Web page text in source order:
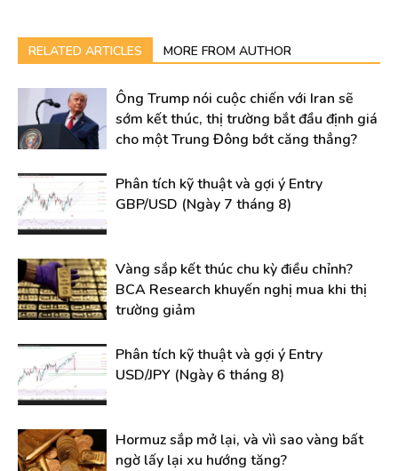
RELATED ARTICLES MORE FROM AUTHOR
Ông Trump nói cuộc chiến với Iran sẽ
sớm kết thúc, thị trường bắt đầu định giá
cho một Trung Đông bớt căng thẳng?
Phân tích kỹ thuật và gợi ý Entry
GBP/USD (Ngày 7 tháng 8)
Vàng sắp kết thúc chu kỳ điều chỉnh?
BCA Research khuyến nghị mua khi thị
trường giảm
Phân tích kỹ thuật và gợi ý Entry
USD/JPY (Ngày 6 tháng 8)
Hormuz sắp mở lại, và vìì sao vàng bất
ngờ lấy lại xu hướng tăng?